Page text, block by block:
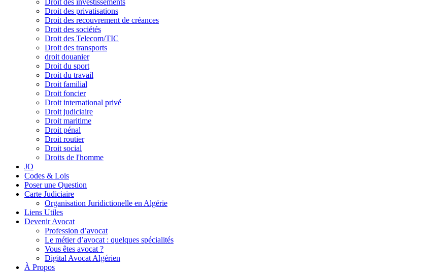
Droit des investissements
Droit des privatisations
Droit des recouvrement de créances
Droit des sociétés
Droit des Telecom/TIC
Droit des transports
droit douanier
Droit du sport
Droit du travail
Droit familial
Droit foncier
Droit international privé
Droit judiciaire
Droit maritime
Droit pénal
Droit routier
Droit social
Droits de l'homme
JO
Codes & Lois
Poser une Question
Carte Judiciaire
Organisation Juridictionelle en Algérie
Liens Utiles
Devenir Avocat
Profession d’avocat
Le métier d’avocat : quelques spécialités
Vous êtes avocat ?
Digital Avocat Algérien
À Propos